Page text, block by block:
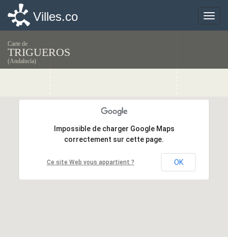
Toggle
Villes.co
Carte de
TRIGUEROS
(Andalucía)
Impossible de charger Google Maps
correctement sur cette page.
Ce site Web vous appartient ? OK
Impossible de charger Google Maps
correctement sur cette page.
Ce site Web vous appartient ? OK
Toggle
Villes.co